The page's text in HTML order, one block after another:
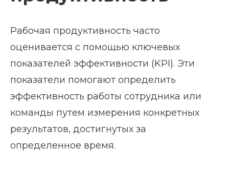
Рабочая продуктивность часто
оценивается с помощью ключевых
показателей эффективности (KPI). Эти
показатели помогают определить
эффективность работы сотрудника или
команды путем измерения конкретных
результатов, достигнутых за
определенное время.